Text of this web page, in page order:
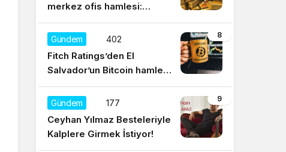
merkez ofis hamlesi:
Sürekli regülasyonları
düşünüyorum
8
Gündem 402
Fitch Ratings’den El
Salvador’un Bitcoin hamlesi
için olumsuz yorum
9
Gündem 177
Ceyhan Yılmaz Besteleriyle
Kalplere Girmek İstiyor!